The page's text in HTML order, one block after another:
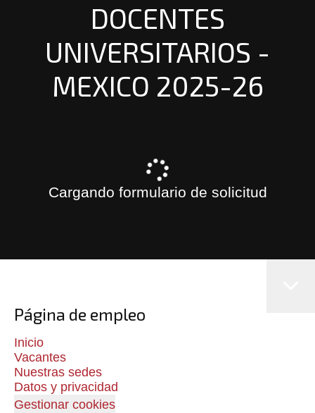
DOCENTES
UNIVERSITARIOS -
MEXICO 2025-26
Cargando formulario de solicitud
Página de empleo
Inicio
Vacantes
Nuestras sedes
Datos y privacidad
Gestionar cookies